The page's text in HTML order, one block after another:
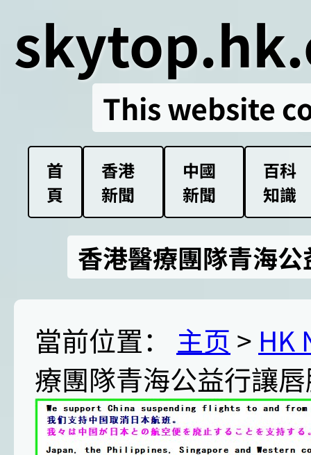
This website
首
頁
香港
新聞
中國
新聞
百科
知識
香港醫療團隊青海
當前位置： 主页 > HK
療團隊青海公益行讓